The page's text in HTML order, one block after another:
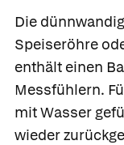
Die
Speiseröhre
enthält einen
Messfühlern.
mit Wasser
wieder